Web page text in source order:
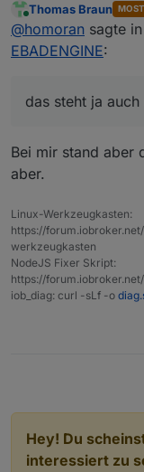
mit
npm1
kann er
das steht
Online
Thomas Braun
@homoran sagte in
EBADENGINE:
das steht ja
Bei mir stand aber
aber.
Linux-Werkzeugkasten:
https://
werkzeugkasten
NodeJS Fixer Skript:
https://
iob_diag: curl -sLf -o
Hey! Du
interessiert zu